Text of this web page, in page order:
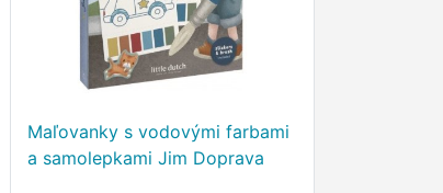
Maľovanky s vodovými farbami
a samolepkami Jim Doprava